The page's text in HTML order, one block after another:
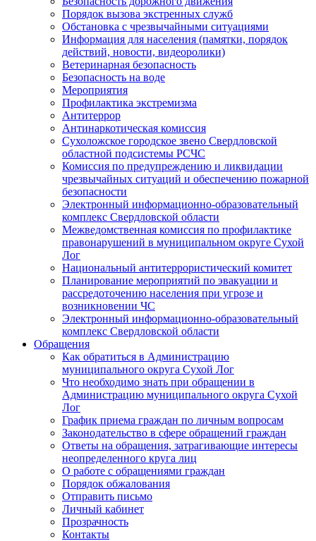
Порядок вызова экстренных служб
Обстановка с чрезвычайными ситуациями
Информация для населения (памятки, порядок
действий, новости, видеоролики)
Ветеринарная безопасность
Безопасность на воде
Мероприятия
Профилактика экстремизма
Антитеррор
Антинаркотическая комиссия
Сухоложское городское звено Свердловской
областной подсистемы РСЧС
Комиссия по предупреждению и ликвидации
чрезвычайных ситуаций и обеспечению пожарной
безопасности
Электронный информационно-образовательный
комплекс Cвердловской области
Межведомственная комиссия по профилактике
правонарушений в муниципальном округе Сухой
Лог
Национальный антитеррористический комитет
Планирование мероприятий по эвакуации и
рассредоточению населения при угрозе и
возникновении ЧС
Электронный информационно-образовательный
комплекс Свердловской области
Обращения
Как обратиться в Администрацию
муниципального округа Сухой Лог
Что необходимо знать при обращении в
Администрацию муниципального округа Сухой
Лог
График приема граждан по личным вопросам
Законодательство в сфере обращений граждан
Ответы на обращения, затрагивающие интересы
неопределенного круга лиц
О работе с обращениями граждан
Порядок обжалования
Отправить письмо
Личный кабинет
Прозрачность
Контакты